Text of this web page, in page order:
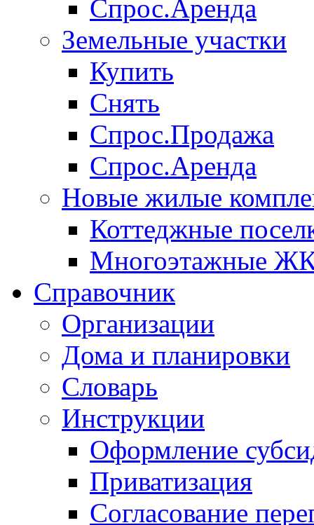
Спрос.Аренда
Земельные участки
Купить
Снять
Спрос.Продажа
Спрос.Аренда
Новые жилые
Коттеджные
Многоэтажные
Справочник
Организации
Дома и планировки
Словарь
Инструкции
Оформление
Приватизация
Согласование